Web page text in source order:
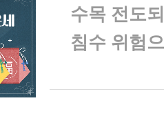
수목 전도
침수 위험